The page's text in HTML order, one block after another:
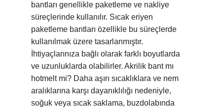
bantları genellikle paketleme ve nakliye
süreçlerinde kullanılır. Sıcak eriyen
paketleme bantları özellikle bu süreçlerde
kullanılmak üzere tasarlanmıştır.
İhtiyaçlarınıza bağlı olarak farklı boyutlarda
ve uzunluklarda olabilirler. Akrilik bant mı
hotmelt mi? Daha aşırı sıcaklıklara ve nem
aralıklarına karşı dayanıklılığı nedeniyle,
soğuk veya sıcak saklama, buzdolabında